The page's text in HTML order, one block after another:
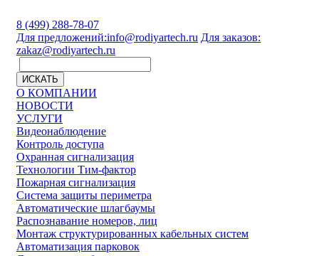
8 (499) 288-78-07
Для предложений:info@rodiyartech.ru Для заказов:
zakaz@rodiyartech.ru
ИСКАТЬ
О КОМПАНИИ
НОВОСТИ
УСЛУГИ
Видеонаблюдение
Контроль доступа
Охранная сигнализация
Технологии Тим-фактор
Пожарная сигнализация
Система защиты периметра
Автоматические шлагбаумы
Распознавание номеров, лиц
Монтаж структурированных кабельных систем
Автоматизация парковок